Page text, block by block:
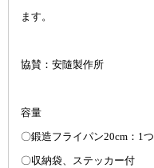
ます。
協賛：安隨製作所
容量
〇鍛造フライパン20cm：1つ
〇収納袋、ステッカー付